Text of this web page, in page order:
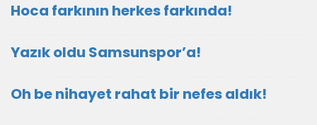
Hoca farkının herkes farkında!
Yazık oldu Samsunspor’a!
Oh be nihayet rahat bir nefes aldık!